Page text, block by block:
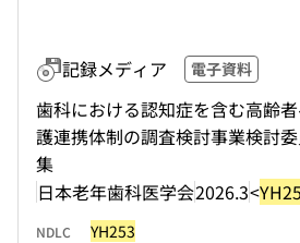
記録メディア 電子資料
歯科における認知症を含む高齢
護連携体制の調査検討事業検討
集
日本老年歯科医学会2026.3<
NDLC YH253